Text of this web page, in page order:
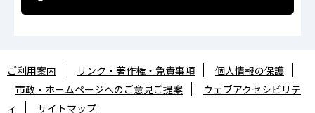
ご利用案内 リンク・著作権・免責事項
個人情報の保護
市政・ホームページへのご意見ご提案
ウェブアクセシビリテ
ィ
サイトマップ